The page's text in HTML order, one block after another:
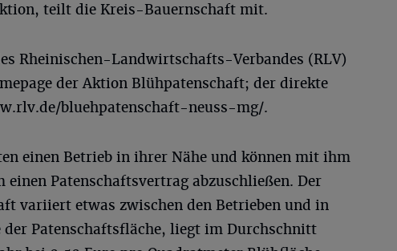
teilt die Kreis-Bauernschaft mit.
Rheinischen-Landwirtschafts-Verbandes (RLV)
der Aktion Blühpatenschaft; der direkte
bluehpatenschaft-neuss-mg/.
einen Betrieb in ihrer Nähe und können mit ihm
einen Patenschaftsvertrag abzuschließen. Der
variiert etwas zwischen den Betrieben und in
der Patenschaftsfläche, liegt im Durchschnitt